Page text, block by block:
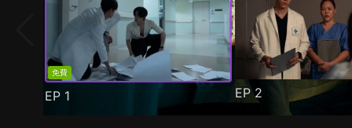
免費
EP 1 EP2